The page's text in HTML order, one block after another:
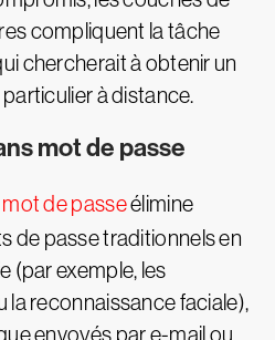
compliquent la tâche
chercherait à obtenir un
à distance.
mot de passe
de passeélimine
de passe traditionnels en
(par exemple, les
la reconnaissance faciale),
envoyés par e-mail ou